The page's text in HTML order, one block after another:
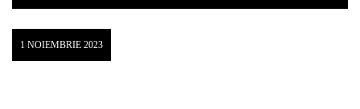
1 NOIEMBRIE 2023